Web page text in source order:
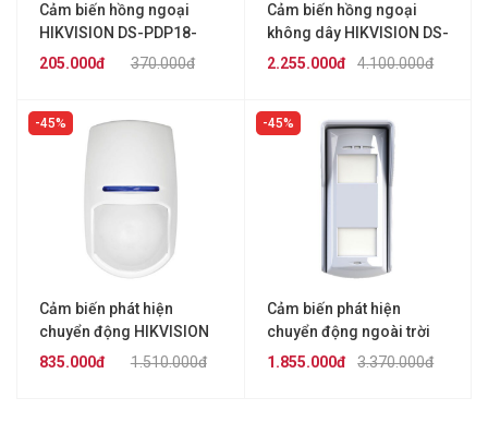
Cảm biến hồng ngoại
HIKVISION DS-PDP18-
EG2(P)
370.000đ
205.000đ
Cảm biến hồng ngoại
không dây HIKVISION DS-
PDPC12PF-EG2-WB
4.100.000đ
2.255.000đ
45%
Cảm biến phát hiện
chuyển động HIKVISION
DS-PD2-D15AME1.510.000đ
835.000đ
45%
Cảm biến phát hiện
chuyển động ngoài trời
HIKVISION DS-PD2-
3.370.000đ
1.855.000đ